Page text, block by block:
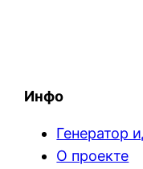
Инфо
Генератор
О проекте